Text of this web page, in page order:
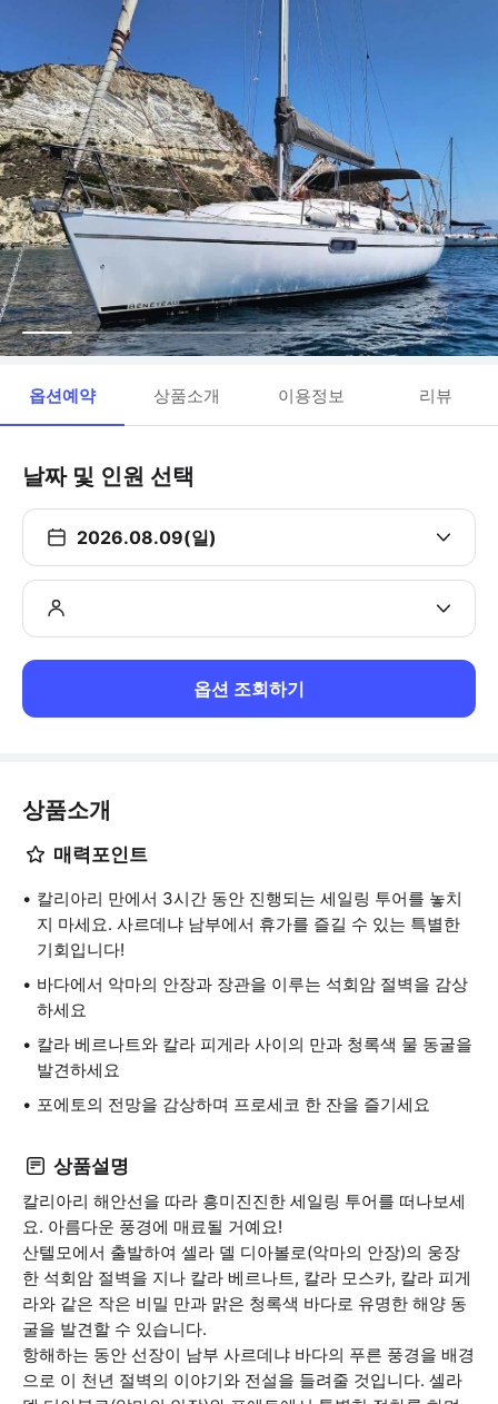
옵션예약 상품소개 이용정보 리뷰
날짜 및 인원 선택
2026.08.09(일)
옵션 조회하기
상품소개
매력포인트
칼리아리 만에서 3시간 동안 진행되는 세일링 투어를 놓치
지 마세요. 사르데냐 남부에서 휴가를 즐길 수 있는 특별한
기회입니다!
바다에서 악마의 안장과 장관을 이루는 석회암 절벽을 감상
하세요
칼라 베르나트와 칼라 피게라 사이의 만과 청록색 물 동굴을
발견하세요
포에토의 전망을 감상하며 프로세코 한 잔을 즐기세요
상품설명
칼리아리 해안선을 따라 흥미진진한 세일링 투어를 떠나보세
요. 아름다운 풍경에 매료될 거예요!
산텔모에서 출발하여 셀라 델 디아볼로(악마의 안장)의 웅장
한 석회암 절벽을 지나 칼라 베르나트, 칼라 모스카, 칼라 피게
라와 같은 작은 비밀 만과 맑은 청록색 바다로 유명한 해양 동
굴을 발견할 수 있습니다.
항해하는 동안 선장이 남부 사르데냐 바다의 푸른 풍경을 배경
으로 이 천년 절벽의 이야기와 전설을 들려줄 것입니다. 셀라